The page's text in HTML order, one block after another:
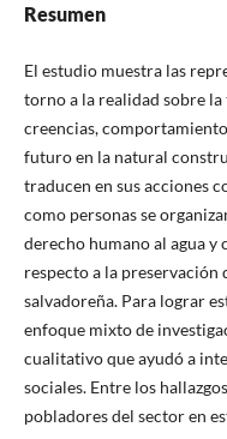
Resumen
El estudio muestra las
torno a la realidad sobre la
creencias,
futuro en la natural
traducen en sus acciones
como personas se
derecho humano al agua
respecto a la preservación
salvadoreña. Para lograr
enfoque mixto de
cualitativo que ayudó a
sociales. Entre los
pobladores del sector en